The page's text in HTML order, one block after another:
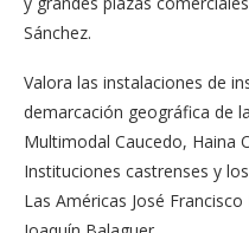
Sánchez.
Valora las instalaciones de
demarcación geográfica de
Multimodal Caucedo, Haina
Instituciones castrenses y
Las Américas José